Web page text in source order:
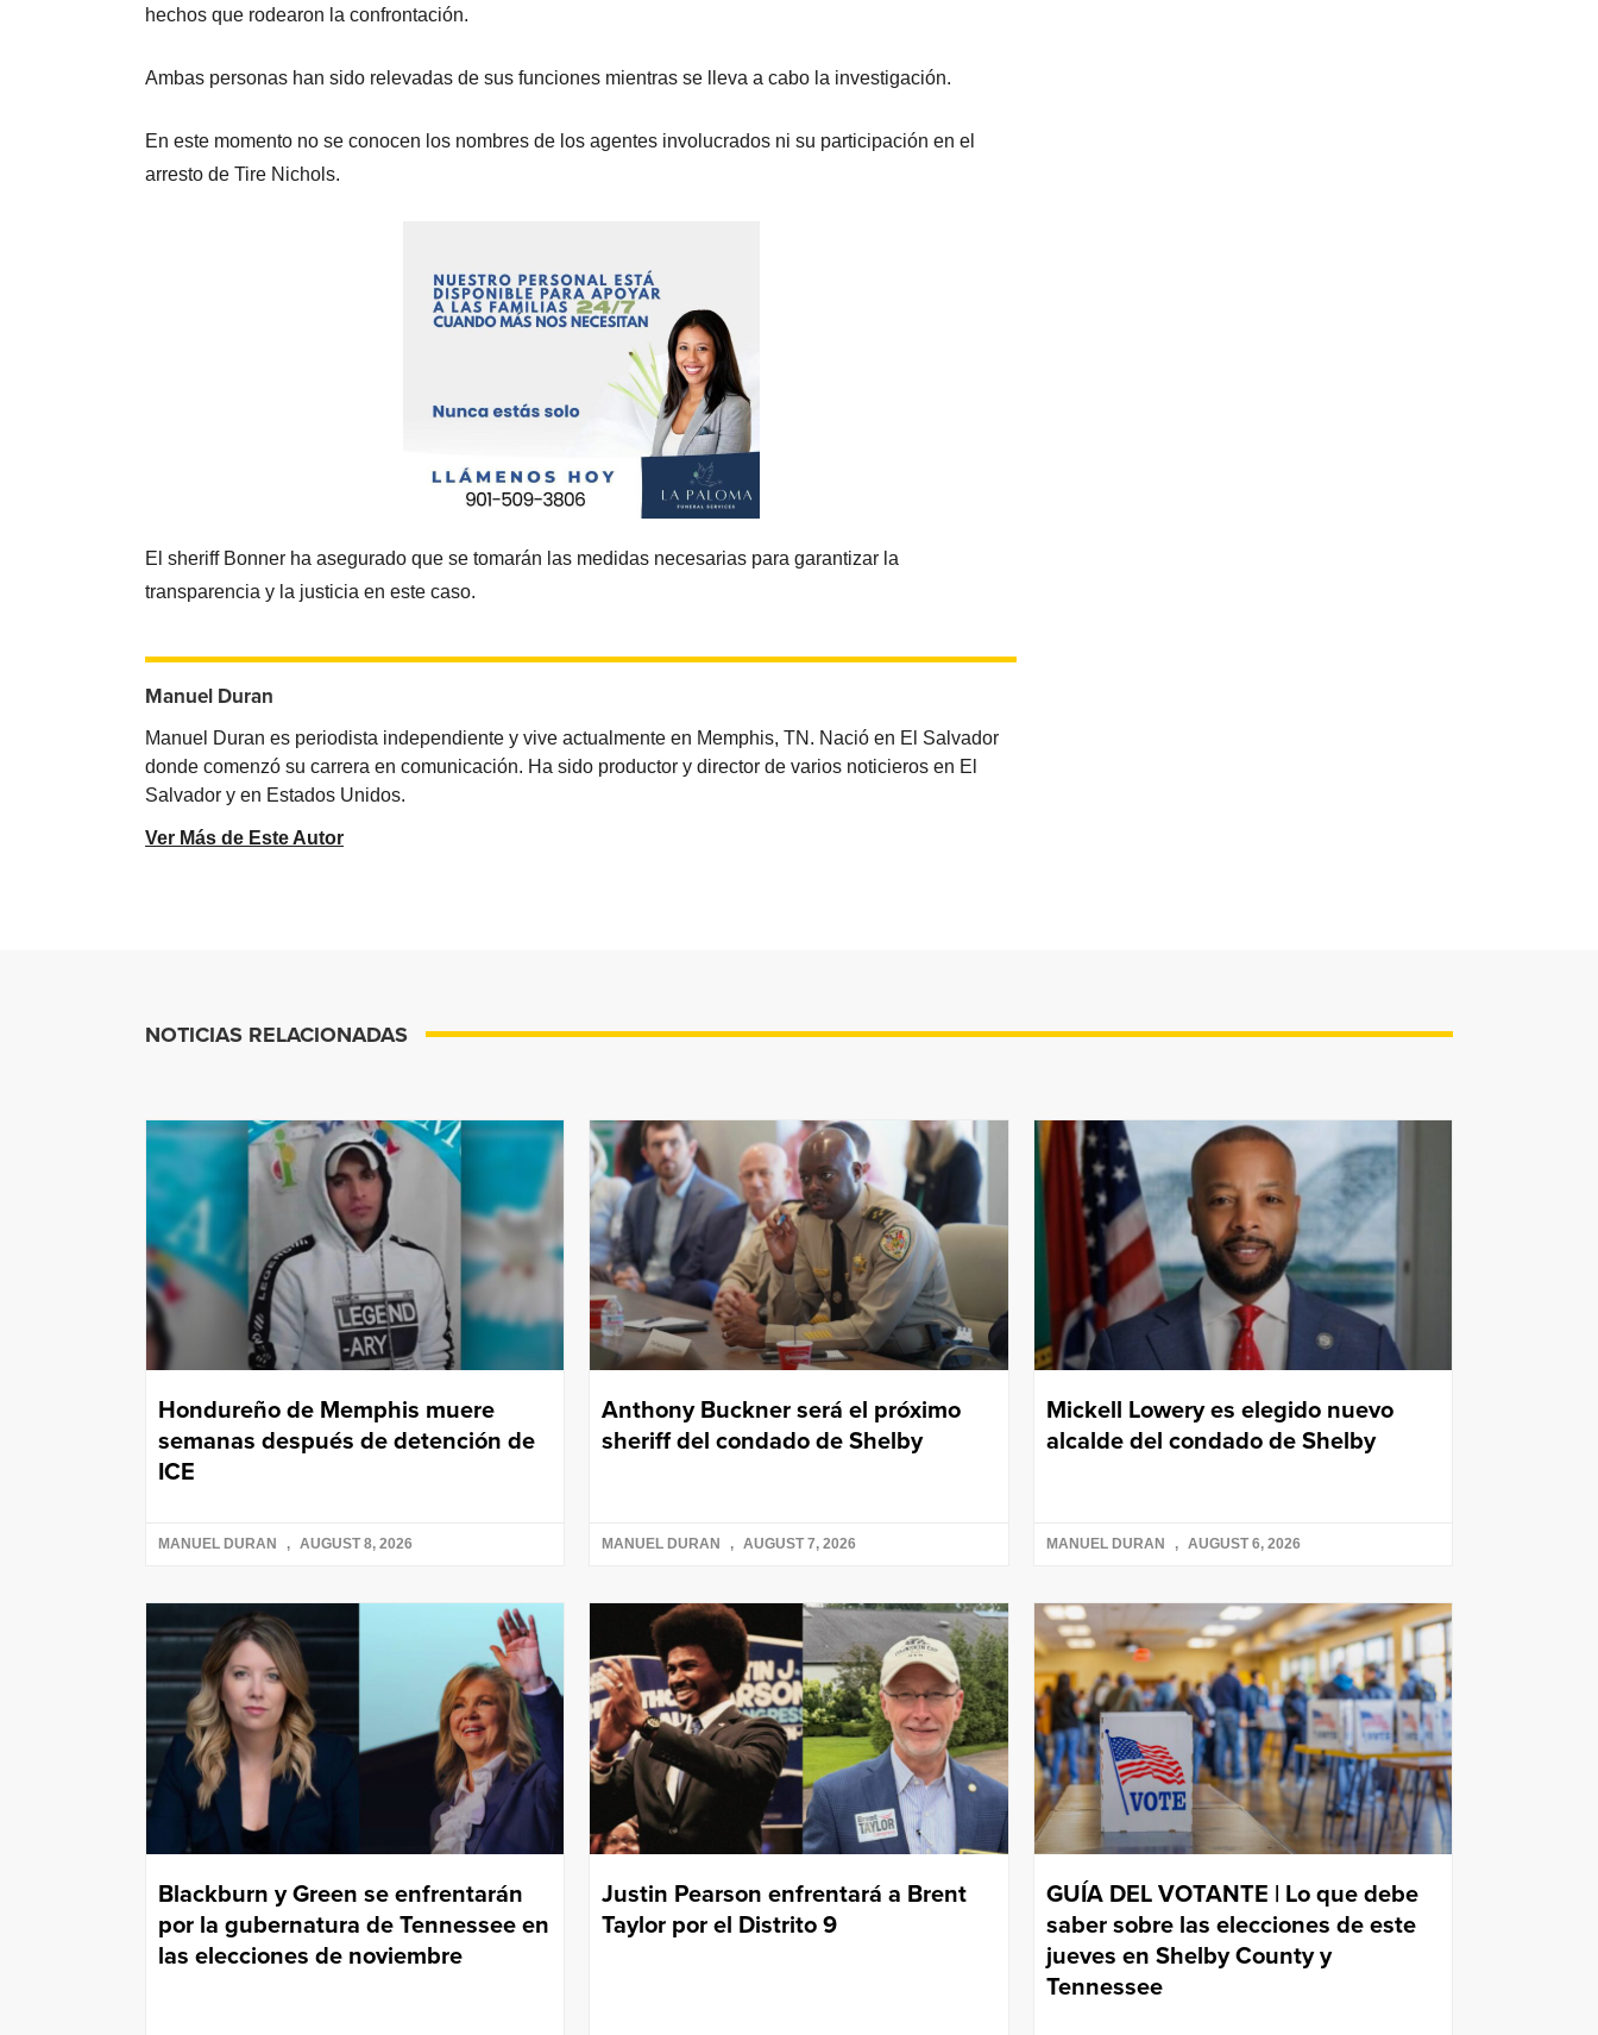
hechos que rodearon la confrontación.
Ambas personas han sido relevadas de sus funciones mientras se lleva a cabo la investigación.
En este momento no se conocen los nombres de los agentes involucrados ni su participación en el
arresto de Tire Nichols.
El sheriff Bonner ha asegurado que se tomarán las medidas necesarias para garantizar la
transparencia y la justicia en este caso.
Manuel Duran
Manuel Duran es periodista independiente y vive actualmente en Memphis, TN. Nació en El Salvador
donde comenzó su carrera en comunicación. Ha sido productor y director de varios noticieros en El
Salvador y en Estados Unidos.
Ver Más de Este Autor
NOTICIAS RELACIONADAS
Hondureño de Memphis muere
semanas después de detención de
ICE
MANUEL DURAN AUGUST 8, 2026
Anthony Buckner será el próximo
sheriff del condado de Shelby
MANUEL DURAN AUGUST 7, 2026
Mickell Lowery es elegido nuevo
alcalde del condado de Shelby
MANUEL DURAN AUGUST 6, 2026
Blackburn y Green se enfrentarán
por la gubernatura de Tennessee en
las elecciones de noviembre
Justin Pearson enfrentará a Brent
Taylor por el Distrito 9
GUÍA DEL VOTANTE | Lo que debe
saber sobre las elecciones de este
jueves en Shelby County y
Tennessee